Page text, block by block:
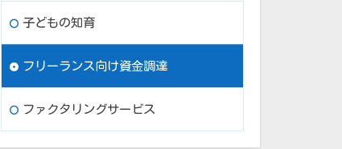
子どもの知育
フリーランス向け資金調達
ファクタリングサービス